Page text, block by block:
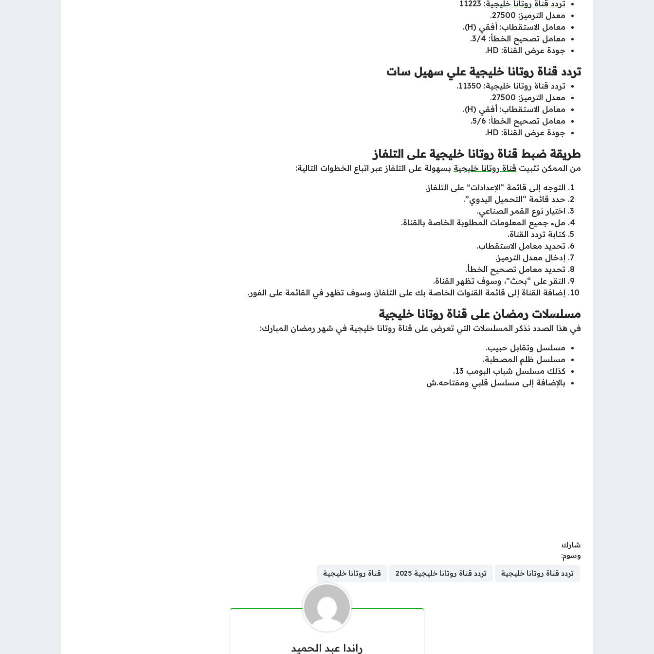
تردد قناة روتانا خليجية: 11223
معدل الترميز: 27500.
معامل الاستقطاب: أفقي (H).
معامل تصحيح الخطأ: 3/4.
جودة عرض القناة: HD.
تردد قناة روتانا خليجية علي سهيل سات
تردد قناة روتانا خليجية: 11350.
معدل الترميز: 27500.
معامل الاستقطاب: أفقي (H).
معامل تصحيح الخطأ: 5/6.
جودة عرض القناة: HD.
طريقة ضبط قناة روتانا خليجية على التلفاز
من الممكن تثبيت قناة روتانا خليجية بسهولة على التلفاز عبر اتباع الخطوات التالية:
التوجه إلى قائمة “الإعدادات” على التلفاز.
حدد قائمة “التحميل اليدوي”.
اختيار نوع القمر الصناعي.
ملء جميع المعلومات المطلوبة الخاصة بالقناة.
كتابة تردد القناة.
تحديد معامل الاستقطاب.
إدخال معدل الترميز.
تحديد معامل تصحيح الخطأ.
النقر على “بحث”، وسوف تظهر القناة.
إضافة القناة إلى قائمة القنوات الخاصة بك على التلفاز، وسوف تظهر في القائمة على الفور.
مسلسلات رمضان على قناة روتانا خليجية
في هذا الصدد نذكر المسلسلات التي تعرض على قناة روتانا خليجية في شهر رمضان المبارك:
مسلسل وتقابل حبيب.
مسلسل ظلم المصطبة.
كذلك مسلسل شباب البومب 13.
بالإضافة إلى مسلسل قلبي ومفتاحه.ش
شارك
وسوم:
تردد قناة روتانا خليجية تردد قناة روتانا خليجية 2025 قناة روتانا خليجية
راندا عبد الحميد